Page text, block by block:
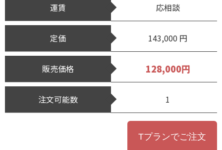
運賃 応相談
定価 143,000 円
販売価格 128,000円
注文可能数 1